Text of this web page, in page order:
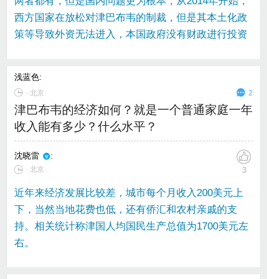
西方国家在放松对津巴布韦的制裁，但是其本土化政
策等导致外资无法进入，本国政府没有财政进行投资
浅蓝色:
∙ 北京 2
津巴布韦的经济如何？就是一个普通家庭一年
收入能有多少？什么水平？
沈晓雷 :
∙ 北京 3
近年来经济发展比较差，城市每个月收入200美元上
下，当然当地花费也低，还有侨汇和农村亲戚的支
持。相关统计称津国人均国民生产总值为1700美元左
右。